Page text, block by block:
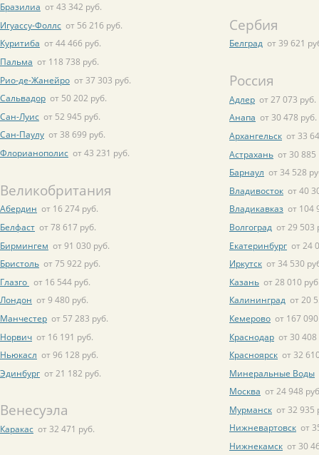
Бразилиа от 43 342 руб.
Игуассу-Фоллс от 56 216 руб.
Куритиба от 44 466 руб.
Пальма от 118 738 руб.
Рио-де-Жанейро от 37 303 руб.
Сальвадор от 50 202 руб.
Сан-Луис от 52 945 руб.
Сан-Паулу от 38 699 руб.
Флорианополис от 43 231 руб.
Великобритания
Абердин от 16 274 руб.
Белфаст от 78 617 руб.
Бирмингем от 91 030 руб.
Бристоль от 75 922 руб.
Глазго от 16 544 руб.
Лондон от 9 480 руб.
Манчестер от 57 283 руб.
Норвич от 16 191 руб.
Ньюкасл от 96 128 руб.
Эдинбург от 21 182 руб.
Венесуэла
Каракас от 32 471 руб.
Сербия
Белград от 39 621
Россия
Адлер от 27 073 руб.
Анапа от 30 478 руб.
Архангельск от 33
Астрахань от 30 885
Барнаул от 34 528
Владивосток от 40
Владикавказ от 104
Волгоград от 29 503
Екатеринбург от 24
Иркутск от 34 530
Казань от 28 010
Калининград от 20
Кемерово от 167
Краснодар от 30 408
Красноярск от 32
Минеральные Воды
Москва от 24 948
Мурманск от 32 935
Нижневартовск от
Нижнекамск от 30